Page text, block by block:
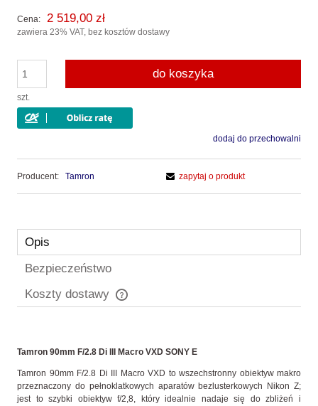
Cena: 2 519,00 zł
zawiera 23% VAT, bez kosztów dostawy
szt.
do koszyka
dodaj do przechowalni
Producent: Tamron zapytaj o produkt
Opis
Bezpieczeństwo
Koszty dostawy
Cena nie zawiera ewentualnych kosztów płatności
Tamron 90mm F/2.8 Di III Macro VXD SONY E
Tamron 90mm F/2.8 Di III Macro VXD to wszechstronny obiektyw makro
przeznaczony do pełnoklatkowych aparatów bezlusterkowych Nikon Z;
jest to szybki obiektyw f/2,8, który idealnie nadaje się do zbliżeń i